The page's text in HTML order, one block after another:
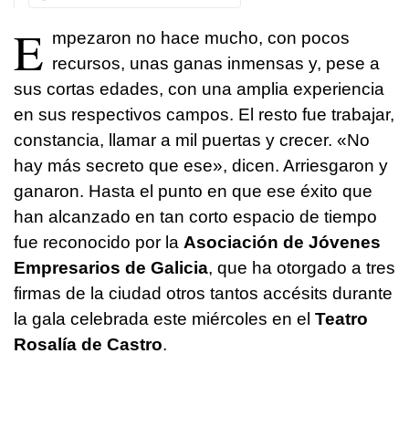
E mpezaron no hace mucho, con pocos
recursos, unas ganas inmensas y, pese a
sus cortas edades, con una amplia experiencia
en sus respectivos campos. El resto fue trabajar,
constancia, llamar a mil puertas y crecer. «No
hay más secreto que ese», dicen. Arriesgaron y
ganaron. Hasta el punto en que ese éxito que
han alcanzado en tan corto espacio de tiempo
fue reconocido por la Asociación de Jóvenes
Empresarios de Galicia, que ha otorgado a tres
firmas de la ciudad otros tantos accésits durante
la gala celebrada este miércoles en el Teatro
Rosalía de Castro.